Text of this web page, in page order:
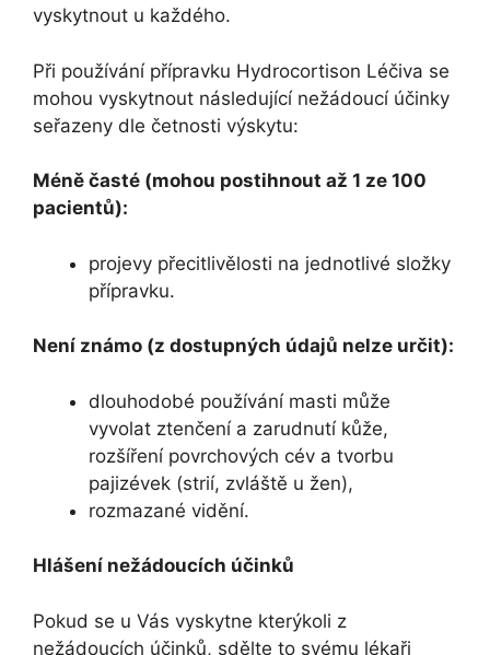
vyskytnout u každého.
Při používání přípravku Hydrocortison Léčiva se
mohou vyskytnout následující nežádoucí účinky
seřazeny dle četnosti výskytu:
Méně časté (mohou postihnout až 1 ze 100
pacientů):
projevy přecitlivělosti na jednotlivé složky
přípravku.
Není známo (z dostupných údajů nelze určit):
dlouhodobé používání masti může
vyvolat ztenčení a zarudnutí kůže,
rozšíření povrchových cév a tvorbu
pajizévek (strií, zvláště u žen),
rozmazané vidění.
Hlášení nežádoucích účinků
Pokud se u Vás vyskytne kterýkoli z
nežádoucích účinků, sdělte to svému lékaři